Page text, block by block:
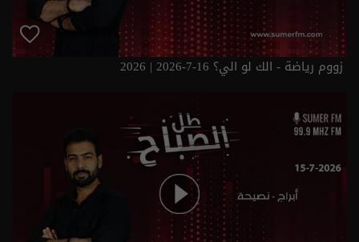
زووم رياضة - الك لو الي؟ 16-7-2026 | 2026